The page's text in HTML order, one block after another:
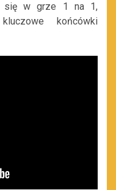
się w grze 1 na 1,
końcówki